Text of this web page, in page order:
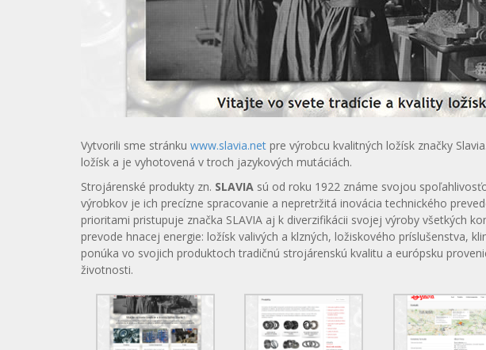
Vytvorili sme stránku www.slavia.net pre výrobcu kvalitných ložísk značky
ložísk a je vyhotovená v troch jazykových mutáciách.
Strojárenské produkty zn. SLAVIA sú od roku 1922 známe svojou
výrobkov je ich precízne spracovanie a nepretržitá inovácia technického
prioritami pristupuje značka SLAVIA aj k diverzifikácii svojej výroby všetkých
prevode hnacej energie: ložísk valivých a klzných, ložiskového príslušenstva,
ponúka vo svojich produktoch tradičnú strojárenskú kvalitu a európsku
životnosti.